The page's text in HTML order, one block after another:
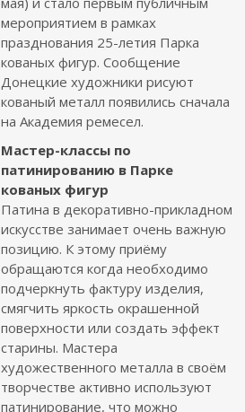
мероприятием в рамках
празднования 25-летия Парка
кованых фигур. Сообщение
Донецкие художники рисуют
кованый металл появились сначала
на Академия ремесел.
Мастер-классы по
патинированию в Парке
кованых фигур
Патина в декоративно-прикладном
искусстве занимает очень важную
позицию. К этому приёму
обращаются когда необходимо
подчеркнуть фактуру изделия,
смягчить яркость окрашенной
поверхности или создать эффект
старины. Мастера
художественного металла в своём
творчестве активно используют
патинирование, что можно